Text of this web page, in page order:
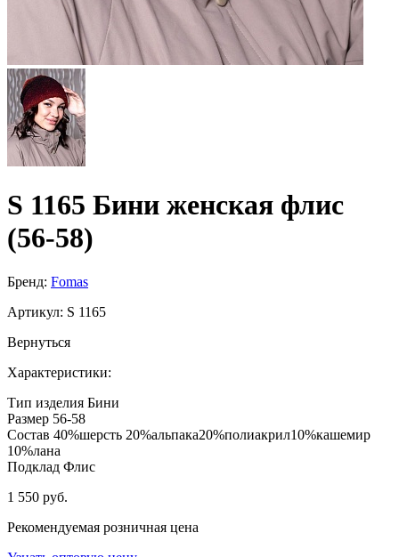
S 1165 Бини женская флис
(56-58)
Бренд: Fomas
Артикул: S 1165
Вернуться
Характеристики:
Тип изделия Бини
Размер 56-58
Состав 40%шерсть 20%альпака20%полиакрил10%кашемир
10%лана
Подклад Флис
1 550 руб.
Рекомендуемая розничная цена